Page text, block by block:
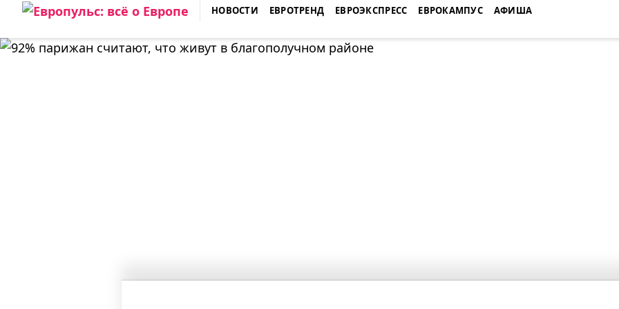
Skip
content
ЕВРОПУЛЬС: ВСЁ О ЕВРОПЕ
НОВОСТИ ЕВРОТРЕНД ЕВРОЭКСПРЕСС ЕВРОКАМПУС АФИША